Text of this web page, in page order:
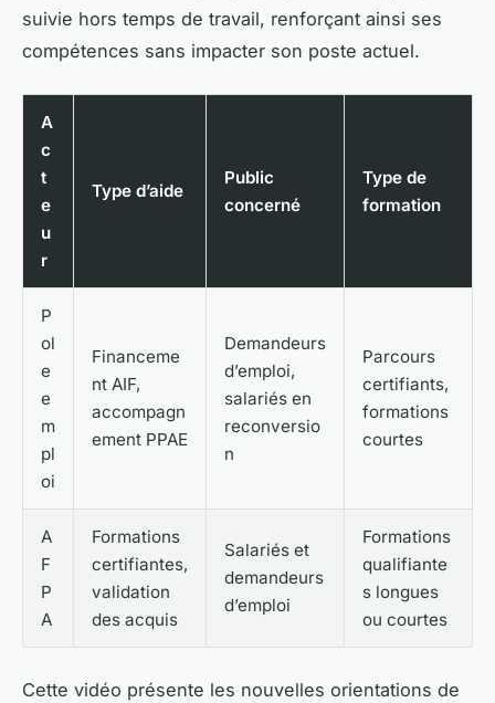
suivie hors temps de travail, renforçant ainsi ses
compétences sans impacter son poste actuel.
A
c
t
e
u
r
Type d’aide
Public
concerné
Type de
formation
P
ol
e
e
m
pl
oi
Financeme
nt AIF,
accompagn
ement PPAE
Demandeurs
d’emploi,
salariés en
reconversio
n
Parcours
certifiants,
formations
courtes
A
F
P
A
Formations
certifiantes,
validation
des acquis
Salariés et
demandeurs
d’emploi
Formations
qualifiante
s longues
ou courtes
Cette vidéo présente les nouvelles orientations de